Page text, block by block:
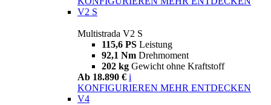
V2 S
Multistrada V2 S
115,6 PS Leistung
92,1 Nm Drehmoment
202 kg Gewicht ohne Kraftstoff
Ab 18.890 € i
KONFIGURIEREN MEHR ENTDECKEN
V4